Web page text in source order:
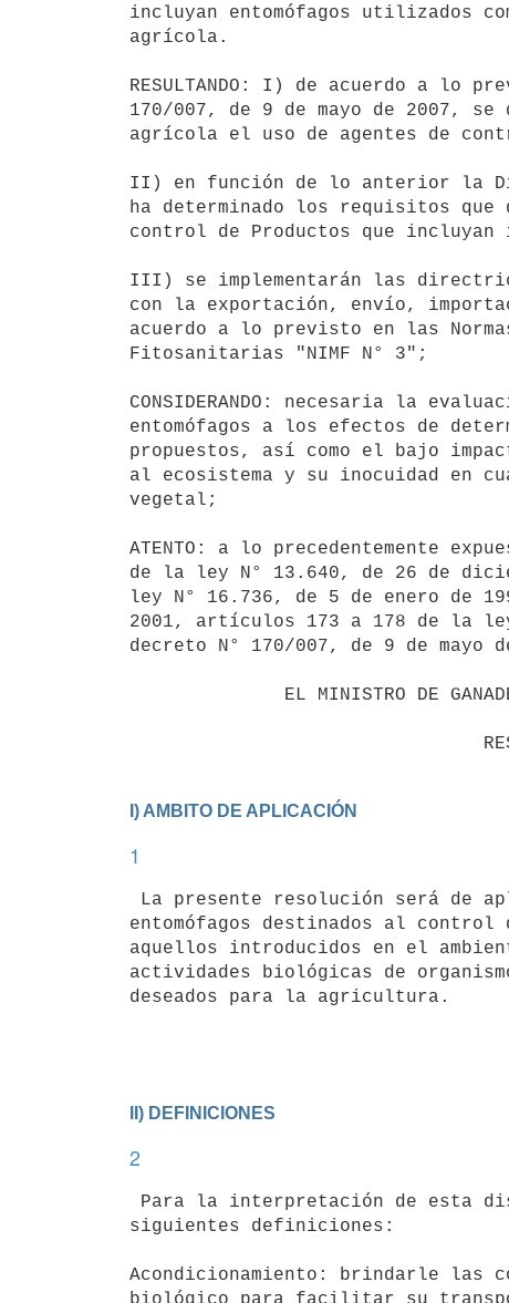
incluyan entomófagos utilizados
agrícola.
RESULTANDO: I) de acuerdo a lo
170/007, de 9 de mayo de 2007,
agrícola el uso de agentes de
II) en función de lo anterior la
ha determinado los requisitos
control de Productos que
III) se implementarán las
con la exportación, envío,
acuerdo a lo previsto en las
Fitosanitarias "NIMF N° 3";
CONSIDERANDO: necesaria la
entomófagos a los efectos de
propuestos, así como el bajo
al ecosistema y su inocuidad en
vegetal;
ATENTO: a lo precedentemente
de la ley N° 13.640, de 26 de
ley N° 16.736, de 5 de enero de
2001, artículos 173 a 178 de la
decreto N° 170/007, de 9 de mayo
I) AMBITO DE APLICACIÓN
1
entomófagos destinados al control
aquellos introducidos en el
actividades biológicas de
deseados para la agricultura.
II) DEFINICIONES
2
siguientes definiciones:
Acondicionamiento: brindarle las